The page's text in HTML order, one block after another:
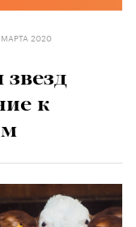
МАРТА 2020
к